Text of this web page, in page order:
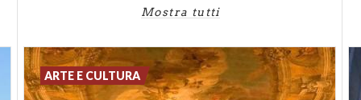
del Violino offrirà un’esperienza coinvolgente che
significato culturale di una collezione liutaria unica al
mondo.
Mostra tutti
ARTE E CULTURA